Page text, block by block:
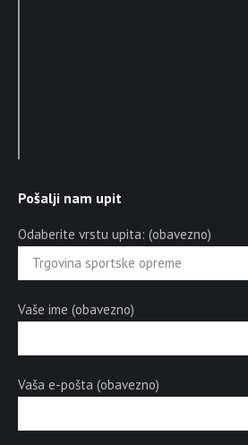
Pošalji nam upit
Odaberite vrstu upita: (obavezno)
Vaše ime (obavezno)
Vaša e-pošta (obavezno)